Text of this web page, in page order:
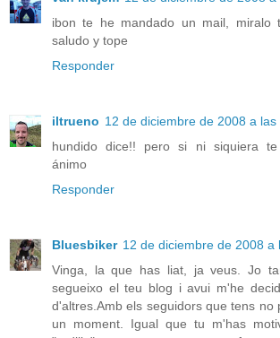
ibon te he mandado un mail, miralo
saludo y tope
Responder
iltrueno 12 de diciembre de 2008 a las
hundido dice!! pero si ni siquiera te
ánimo
Responder
Bluesbiker 12 de diciembre de 2008 a
Vinga, la que has liat, ja veus. Jo
segueixo el teu blog i avui m'he
d'altres.Amb els seguidors que tens no
un moment. Igual que tu m'has